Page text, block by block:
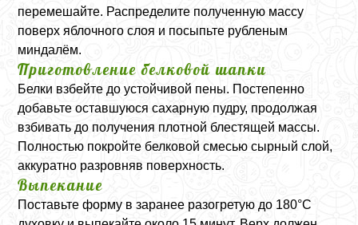
перемешайте. Распределите полученную массу
поверх яблочного слоя и посыпьте рубленым
миндалём.
Приготовление белковой шапки
Белки взбейте до устойчивой пены. Постепенно
добавьте оставшуюся сахарную пудру, продолжая
взбивать до получения плотной блестящей массы.
Полностью покройте белковой смесью сырный слой,
аккуратно разровняв поверхность.
Выпекание
Поставьте форму в заранее разогретую до 180°C